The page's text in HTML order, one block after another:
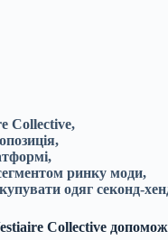
Collective,
ринку моди,
одяг секонд-
Collective